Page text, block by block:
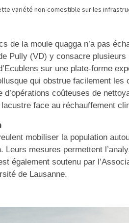
variété non-comestible sur les
de la moule quagga n’a pas
Pully (VD) y consacre
sur une plate-forme
qui obstrue facilement les
d’opérations coûteuses de
lacustre face au réchauffement
mobiliser la population
Leurs mesures permettent
également soutenu par
de Lausanne.